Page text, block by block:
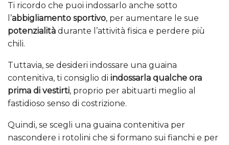
Ti ricordo che puoi indossarlo anche sotto
l’abbigliamento sportivo, per aumentare le sue
potenzialità durante l’attività fisica e perdere più
chili.
Tuttavia, se desideri indossare una guaina
contenitiva, ti consiglio di indossarla qualche ora
prima di vestirti, proprio per abituarti meglio al
fastidioso senso di costrizione.
Quindi, se scegli una guaina contenitiva per
nascondere i rotolini che si formano sui fianchi e per